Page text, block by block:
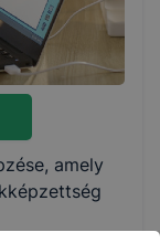
amely